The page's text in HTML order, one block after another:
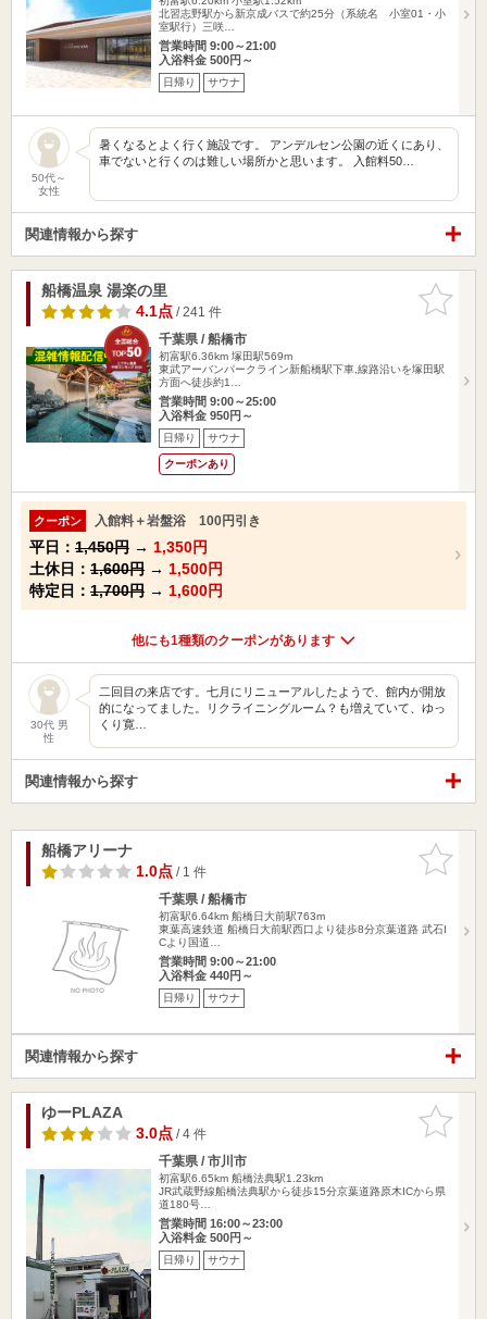
北習志野駅から新京成バスで約25分（系統名 小室01・小
室駅行）三咲…
営業時間 9:00～21:00
入浴料金 500円～
日帰り サウナ
50代～
女性
暑くなるとよく行く施設です。 アンデルセン公園の近くにあり、
車でないと行くのは難しい場所かと思います。 入館料50…
関連情報から探す
お気に入
りに追加
船橋温泉 湯楽の里
4.1点/ 241 件
千葉県 / 船橋市
初富駅6.36km 塚田駅569m
東武アーバンパークライン新船橋駅下車,線路沿いを塚田駅
方面へ徒歩約1…
営業時間 9:00～25:00
入浴料金 950円～
日帰り サウナ
クーポンあり
クーポン 入館料＋岩盤浴 100円引き
平日： 1,450円 → 1,350円
土休日： 1,600円 → 1,500円
特定日： 1,700円 → 1,600円
他にも1種類のクーポンがあります
30代 男
性
二回目の来店です。七月にリニューアルしたようで、館内が開放
的になってました。リクライニングルーム？も増えていて、ゆっ
くり寛…
関連情報から探す
お気に入
りに追加
船橋アリーナ
1.0点/ 1 件
千葉県 / 船橋市
初富駅6.64km 船橋日大前駅763m
東葉高速鉄道 船橋日大前駅西口より徒歩8分京葉道路 武石I
Cより国道…
営業時間 9:00～21:00
入浴料金 440円～
日帰り サウナ
関連情報から探す
お気に入
りに追加
ゆーPLAZA
3.0点/ 4 件
千葉県 / 市川市
初富駅6.65km 船橋法典駅1.23km
JR武蔵野線船橋法典駅から徒歩15分京葉道路原木ICから県
道180号…
営業時間 16:00～23:00
入浴料金 500円～
日帰り サウナ